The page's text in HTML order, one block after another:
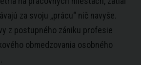
za svoju „prácu“ nič navyše.
z postupného zániku profesie
obmedzovania osobného